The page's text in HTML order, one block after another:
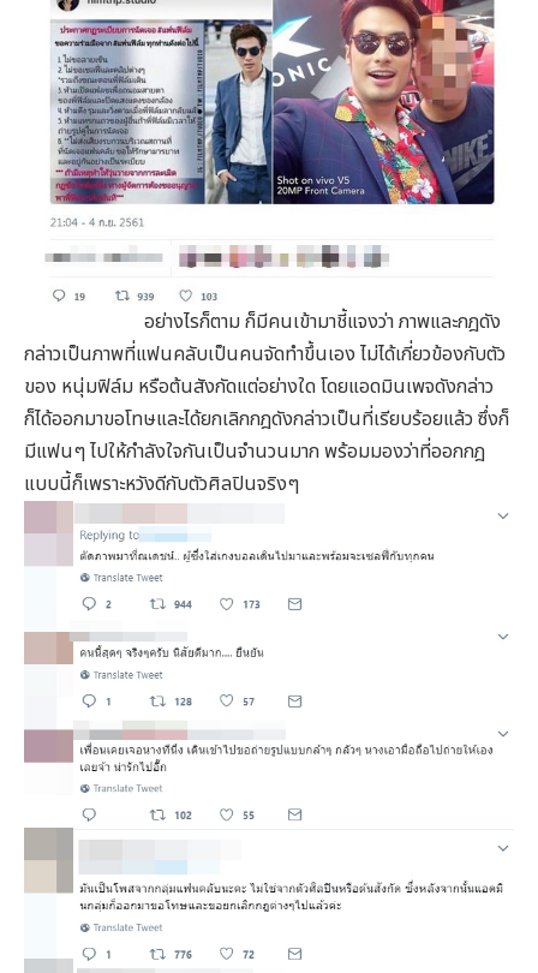
อย่างไรก็ตาม ก็มีคนเข้ามาชี้แจงว่า ภาพและกฎดัง
กล่าวเป็นภาพที่แฟนคลับเป็นคนจัดทำขึ้นเอง ไม่ได้เกี่ยวข้องกับตัว
ของ หนุ่มฟิล์ม หรือต้นสังกัดแต่อย่างใด โดยแอดมินเพจดังกล่าว
ก็ได้ออกมาขอโทษและได้ยกเลิกกฎดังกล่าวเป็นที่เรียบร้อยแล้ว ซึ่งก็
มีแฟนๆ ไปให้กำลังใจกันเป็นจำนวนมาก พร้อมมองว่าที่ออกกฎ
แบบนี้ก็เพราะหวังดีกับตัวศิลปินจริงๆ